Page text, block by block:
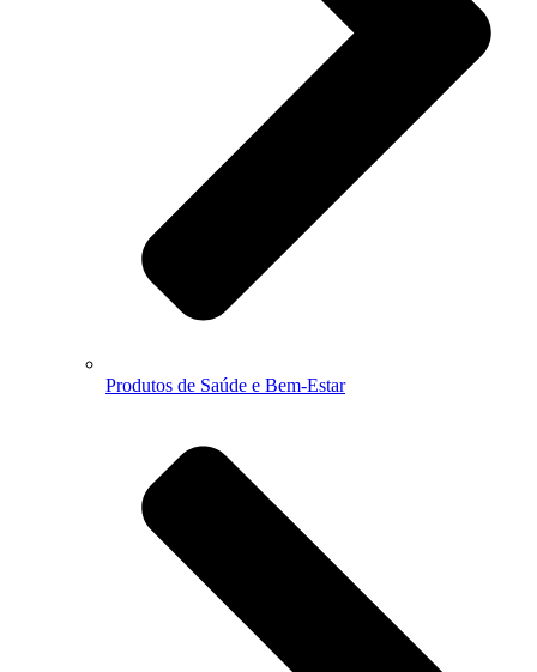
Produtos de Saúde e Bem-Estar